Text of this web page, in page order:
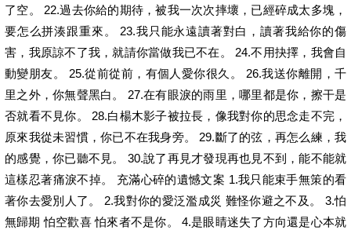
了空。 22.過去你給的期待，被我一次次摔壞，已經碎成太多塊，
要怎么拼湊跟重來。 23.我只能永遠讀著對白，讀著我給你的傷
害，我原諒不了我，就請你當做我已不在。 24.不用抉擇，我會自
動變朋友。 25.從前從前，有個人愛你很久。 26.我送你離開，千
里之外，你無聲黑白。 27.在有眼淚的雨里，哪里都是你，擦干是
否就看不見你。 28.白楊木影子被拉長，像我對你的思念走不完，
原來我從未習慣，你已不在我身旁。 29.斷了的弦，再怎么練，我
的感覺，你已聽不見。 30.說了再見才發現再也見不到，能不能就
這樣忍著痛淚不掉。 充滿心碎的遺憾文案 1.我只能束手無策的看
著你去愛別人了。 2.我對你的愛泛濫成災 難怪你避之不及。 3.怕
無歸期 怕空歡喜 怕來者不是你。 4.是眼睛迷失了方向還是心本就